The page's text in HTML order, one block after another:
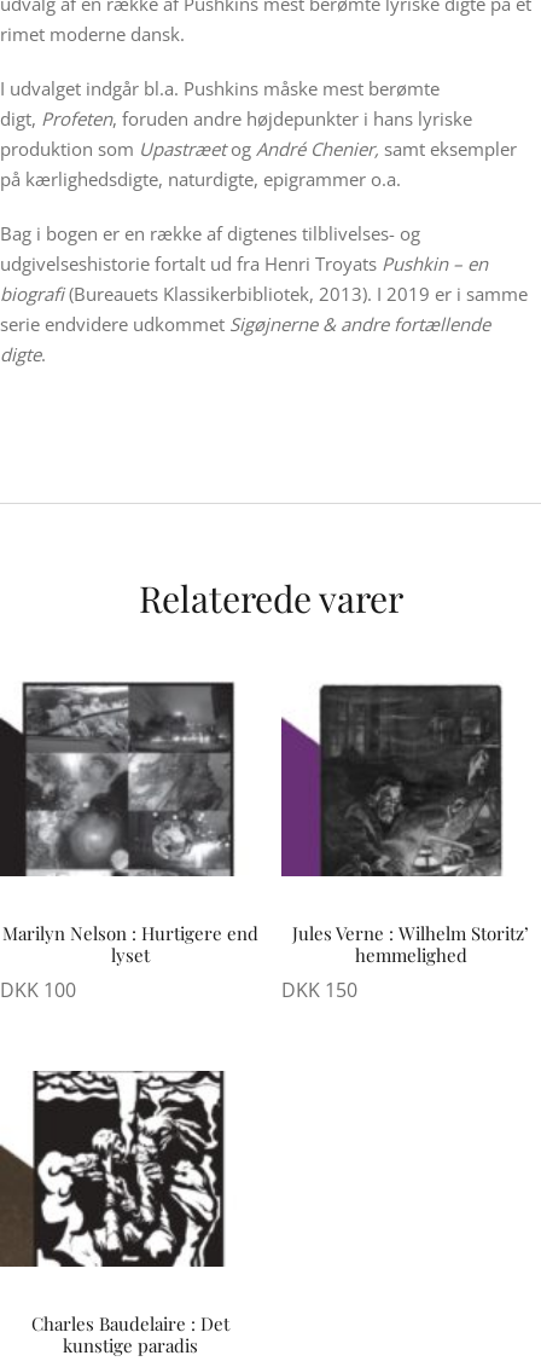
rimet moderne dansk.
I udvalget indgår bl.a. Pushkins måske mest berømte
digt, Profeten, foruden andre højdepunkter i hans lyriske
produktion som Upastræetog André Chenier, samt eksempler
på kærlighedsdigte, naturdigte, epigrammer o.a.
Bag i bogen er en række af digtenes tilblivelses- og
udgivelseshistorie fortalt ud fra Henri Troyats Pushkin – en
biografi(Bureauets Klassikerbibliotek, 2013). I 2019 er i samme
serie endvidere udkommet Sigøjnerne & andre fortællende
digte.
Relaterede varer
Marilyn Nelson : Hurtigere end
lyset
DKK 100
Jules Verne : Wilhelm Storitz’
hemmelighed
DKK150
Charles Baudelaire : Det
kunstige paradis